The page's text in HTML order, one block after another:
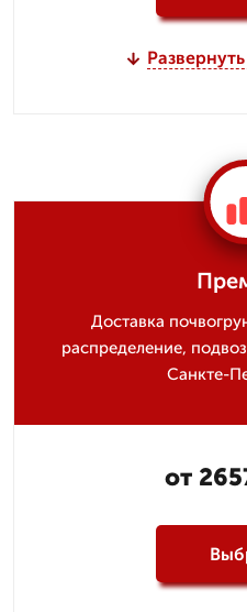
Доставка
распределение,
Санкте-
от